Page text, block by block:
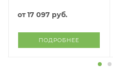
от17 097 руб.
ПОДРОБНЕЕ